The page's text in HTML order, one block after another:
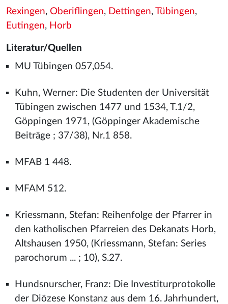
Rexingen, Oberiflingen, Dettingen, Tübingen,
Eutingen, Horb
Literatur/Quellen
MU Tübingen 057,054.
Kuhn, Werner: Die Studenten der Universität
Tübingen zwischen 1477 und 1534, T.1/2,
Göppingen 1971, (Göppinger Akademische
Beiträge ; 37/38), Nr.1 858.
MFAB 1 448.
MFAM 512.
Kriessmann, Stefan: Reihenfolge der Pfarrer in
den katholischen Pfarreien des Dekanats Horb,
Altshausen 1950, (Kriessmann, Stefan: Series
parochorum ... ; 10), S.27.
Hundsnurscher, Franz: Die Investiturprotokolle
der Diözese Konstanz aus dem 16. Jahrhundert,